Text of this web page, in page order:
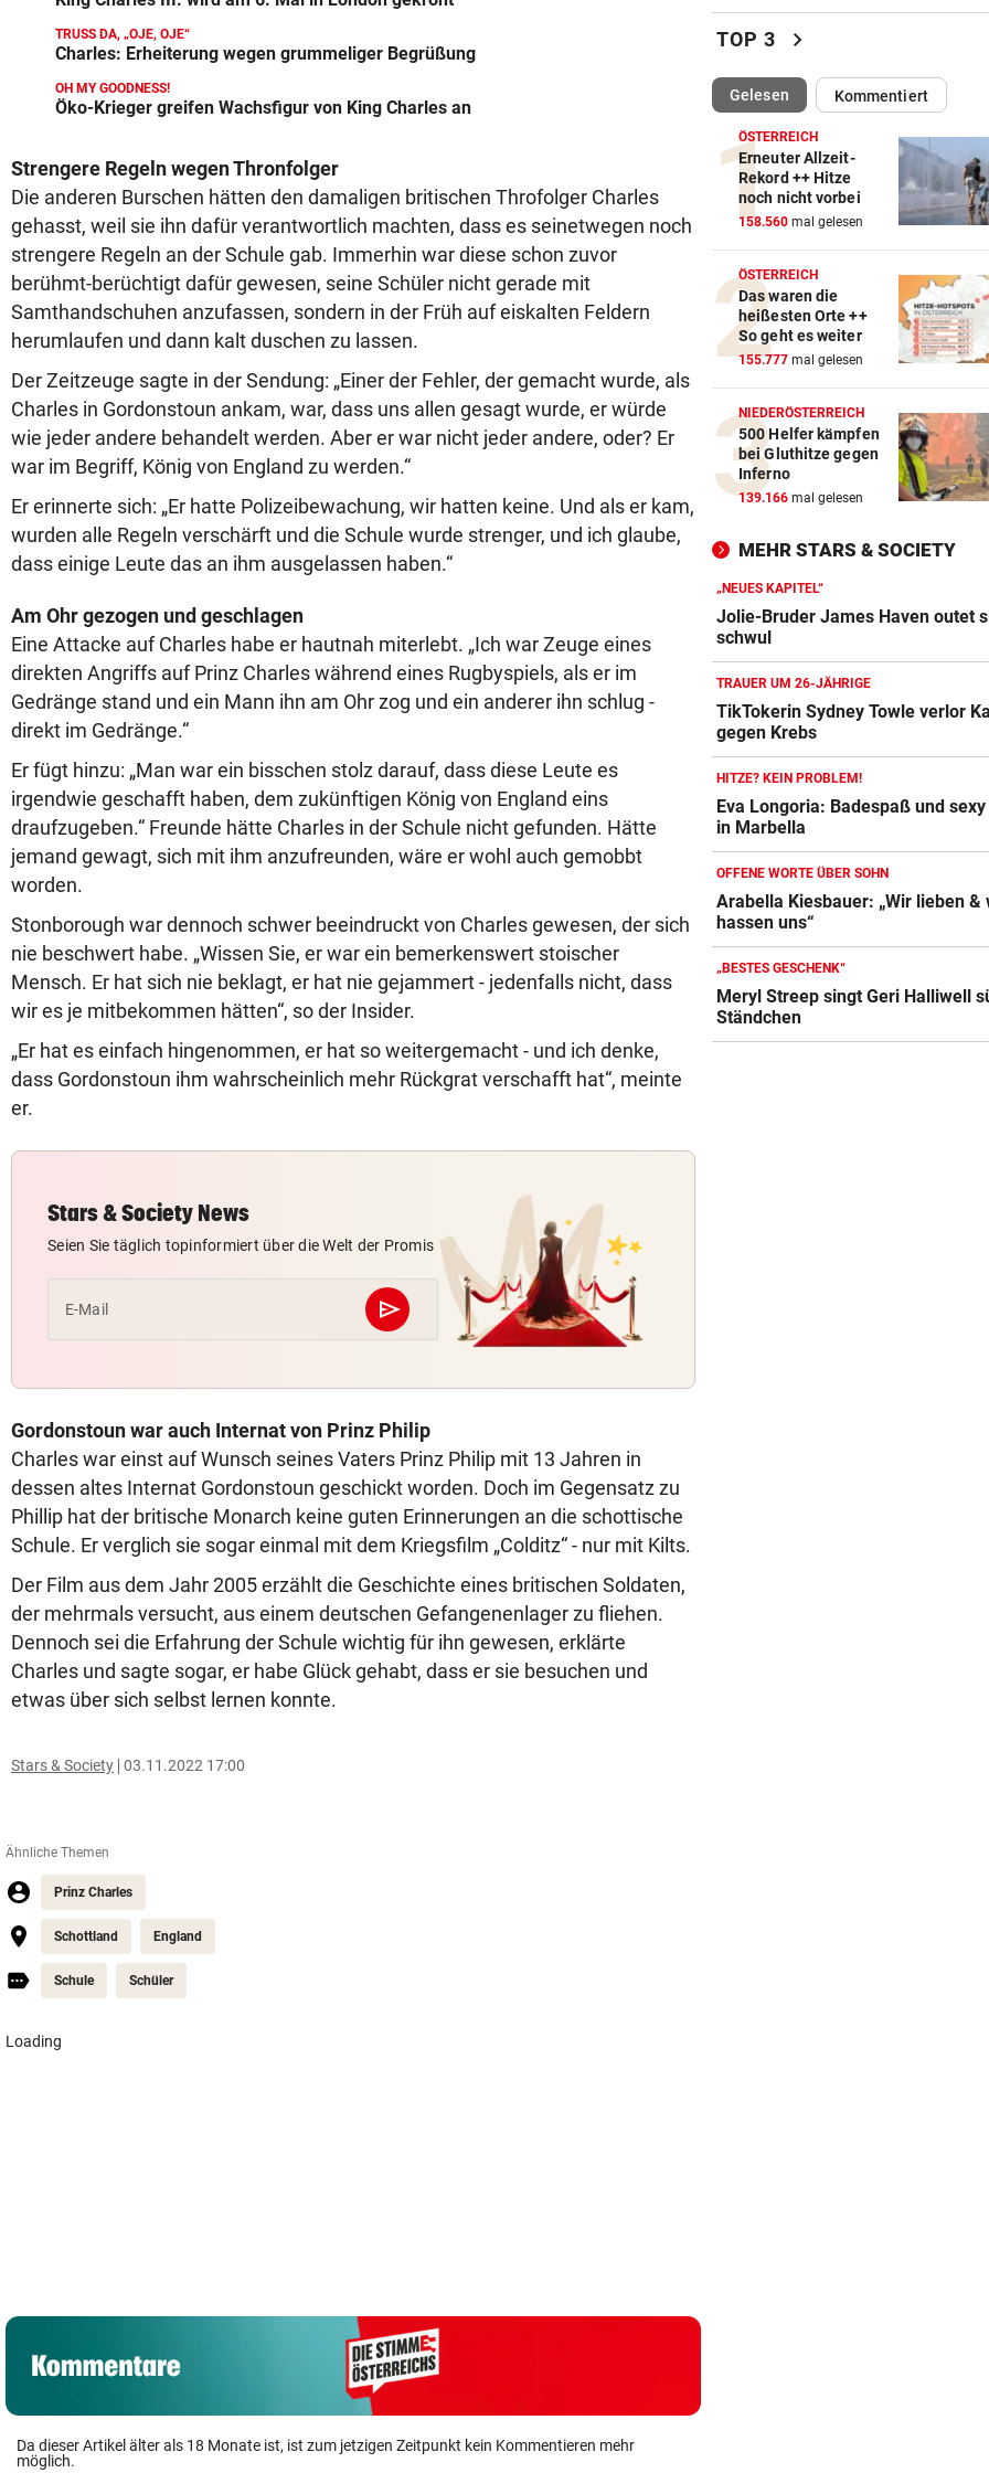
TRUSS DA, „OJE, OJE“
Charles: Erheiterung wegen grummeliger Begrüßung
OH MY GOODNESS!
Öko-Krieger greifen Wachsfigur von King Charles an
Strengere Regeln wegen Thronfolger
Die anderen Burschen hätten den damaligen britischen Throfolger Charles
gehasst, weil sie ihn dafür verantwortlich machten, dass es seinetwegen noch
strengere Regeln an der Schule gab. Immerhin war diese schon zuvor
berühmt-berüchtigt dafür gewesen, seine Schüler nicht gerade mit
Samthandschuhen anzufassen, sondern in der Früh auf eiskalten Feldern
herumlaufen und dann kalt duschen zu lassen.
Der Zeitzeuge sagte in der Sendung: „Einer der Fehler, der gemacht wurde, als
Charles in Gordonstoun ankam, war, dass uns allen gesagt wurde, er würde
wie jeder andere behandelt werden. Aber er war nicht jeder andere, oder? Er
war im Begriff, König von England zu werden.“
Er erinnerte sich: „Er hatte Polizeibewachung, wir hatten keine. Und als er kam,
wurden alle Regeln verschärft und die Schule wurde strenger, und ich glaube,
dass einige Leute das an ihm ausgelassen haben.“
Am Ohr gezogen und geschlagen
Eine Attacke auf Charles habe er hautnah miterlebt. „Ich war Zeuge eines
direkten Angriffs auf Prinz Charles während eines Rugbyspiels, als er im
Gedränge stand und ein Mann ihn am Ohr zog und ein anderer ihn schlug -
direkt im Gedränge.“
Er fügt hinzu: „Man war ein bisschen stolz darauf, dass diese Leute es
irgendwie geschafft haben, dem zukünftigen König von England eins
draufzugeben.“ Freunde hätte Charles in der Schule nicht gefunden. Hätte
jemand gewagt, sich mit ihm anzufreunden, wäre er wohl auch gemobbt
worden.
Stonborough war dennoch schwer beeindruckt von Charles gewesen, der sich
nie beschwert habe. „Wissen Sie, er war ein bemerkenswert stoischer
Mensch. Er hat sich nie beklagt, er hat nie gejammert - jedenfalls nicht, dass
wir es je mitbekommen hätten“, so der Insider.
„Er hat es einfach hingenommen, er hat so weitergemacht - und ich denke,
dass Gordonstoun ihm wahrscheinlich mehr Rückgrat verschafft hat“, meinte
er.
Stars & Society News
Seien Sie täglich topinformiert über die Welt der Promis
E-Mail send
Abschicken
Gordonstoun war auch Internat von Prinz Philip
Charles war einst auf Wunsch seines Vaters Prinz Philip mit 13 Jahren in
dessen altes Internat Gordonstoun geschickt worden. Doch im Gegensatz zu
Phillip hat der britische Monarch keine guten Erinnerungen an die schottische
Schule. Er verglich sie sogar einmal mit dem Kriegsfilm „Colditz“ - nur mit Kilts.
Der Film aus dem Jahr 2005 erzählt die Geschichte eines britischen Soldaten,
der mehrmals versucht, aus einem deutschen Gefangenenlager zu fliehen.
Dennoch sei die Erfahrung der Schule wichtig für ihn gewesen, erklärte
Charles und sagte sogar, er habe Glück gehabt, dass er sie besuchen und
etwas über sich selbst lernen konnte.
Stars & Society 03.11.2022 17:00
Ähnliche Themen
Prinz Charles
Schottland England
Schule Schüler
Da dieser Artikel älter als 18 Monate ist, ist zum jetzigen Zeitpunkt kein Kommentieren mehr
möglich.
Bekommen Mütter genug
Unterstützung vom Staat?
TRAGISCHER UNFALL
Kleinkind bei Sturz aus
schwer verletzt
APPELL IM LUXUS-HOTEL vor
Bayern mahnt Konkurrenz:
kann es nicht sein!“
HARTWIG IN ST. PÖLTEN vor
Filmreife Rückkehr des
„Weltmeister-Sprosses“
GEGEN WATTENS
Altachs Massombo kennt den
Schlüssel zum Erfolg
URSACHE GEKLÄRT vor
Brand in Wohnhaus
CHEF VON VERSICHERUNG: vor
„Ein kalkulierbares Wetter
nicht mehr“
VORWÜRFE UND TRÄNEN vor
Ex-Weltmeisterin: „Dann
heute gelähmt!“
TOP 3 chevron_right
Gelesen(ausgewählt)Kommentiert
ÖSTERREICH
Erneuter Allzeit-
Rekord ++ Hitze
noch nicht vorbei
158.560 mal gelesen
ÖSTERREICH
Das waren die
heißesten Orte ++
So geht es weiter
155.777 mal gelesen
NIEDERÖSTERREICH
500 Helfer kämpfen
bei Gluthitze gegen
Inferno
139.166 mal gelesen
MEHR STARS & SOCIETY
„NEUES KAPITEL“
Jolie-Bruder James Haven outet
schwul
TRAUER UM 26-JÄHRIGE
TikTokerin Sydney Towle verlor
gegen Krebs
HITZE? KEIN PROBLEM!
Eva Longoria: Badespaß und
in Marbella
OFFENE WORTE ÜBER SOHN
Arabella Kiesbauer: „Wir lieben &
hassen uns“
„BESTES GESCHENK“
Meryl Streep singt Geri Halliwell
Ständchen